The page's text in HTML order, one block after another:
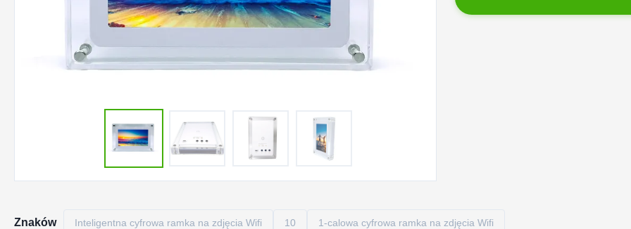
Znaków Inteligentna cyfrowa ramka na zdjęcia Wifi 10 1-calowa cyfrowa ramka na zdjęcia Wifi